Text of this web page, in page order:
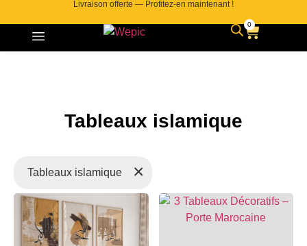
Livraison offerte — Profitez-en maintenant !
0
Tableaux islamique
Tableaux islamique ×